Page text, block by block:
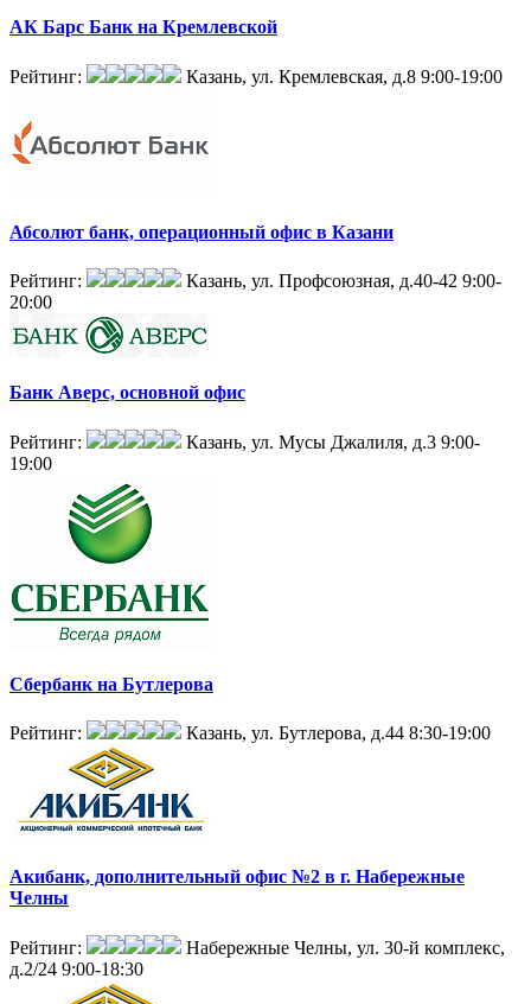
АК Барс Банк на Кремлевской
Рейтинг: Казань, ул. Кремлевская, д.8 9:00-19:00
Абсолют банк, операционный офис в Казани
Рейтинг: Казань, ул. Профсоюзная, д.40-42 9:00-
20:00
Банк Аверс, основной офис
Рейтинг: Казань, ул. Мусы Джалиля, д.3 9:00-
19:00
Сбербанк на Бутлерова
Рейтинг: Казань, ул. Бутлерова, д.44 8:30-19:00
Акибанк, дополнительный офис №2 в г. Набережные
Челны
Рейтинг:
Набережные Челны, ул. 30-й комплекс,
д.2/24 9:00-18:30